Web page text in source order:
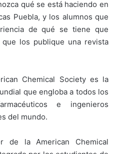
qué se está haciendo en
Puebla, y los alumnos que
de qué se tiene que
los publique una revista
Chemical Society es la
que engloba a todos los
e ingenieros
del mundo.
de la American Chemical